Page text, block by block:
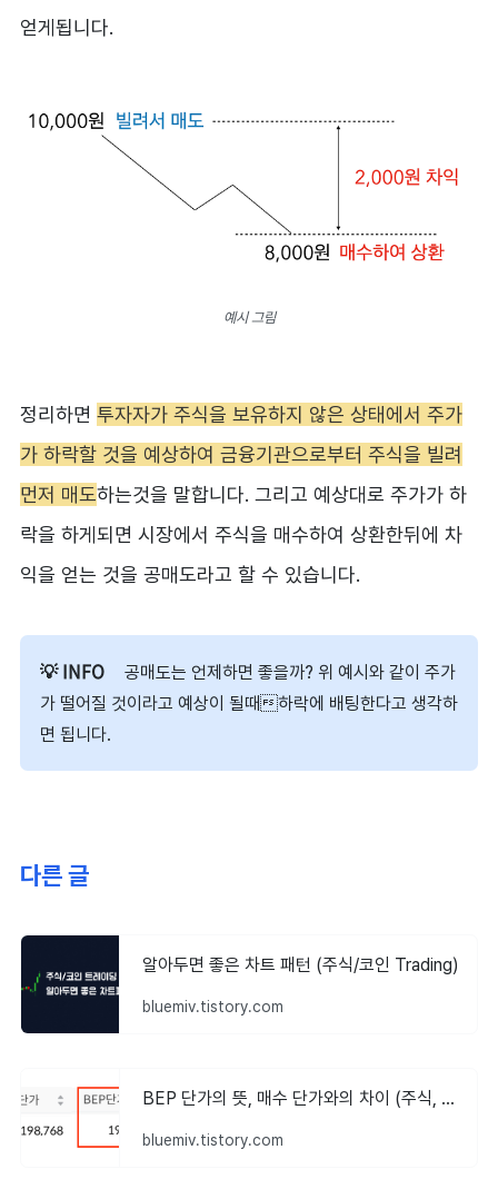
얻게됩니다.
예시 그림
정리하면 투자자가 주식을 보유하지 않은 상태에서 주가
가 하락할 것을 예상하여 금융기관으로부터 주식을 빌려
먼저 매도하는것을 말합니다. 그리고 예상대로 주가가 하
락을 하게되면 시장에서 주식을 매수하여 상환한뒤에 차
익을 얻는 것을 공매도라고 할 수 있습니다.
공매도는 언제하면 좋을까? 위 예시와 같이 주가
가 떨어질 것이라고 예상이 될때하락에 배팅한다고 생각하
면 됩니다.
다른 글
알아두면 좋은 차트 패턴 (주식/코인 Trading)
bluemiv.tistory.com
BEP 단가의 뜻, 매수 단가와의 차이 (주식, 코인에서의 손익 분기점)
bluemiv.tistory.com